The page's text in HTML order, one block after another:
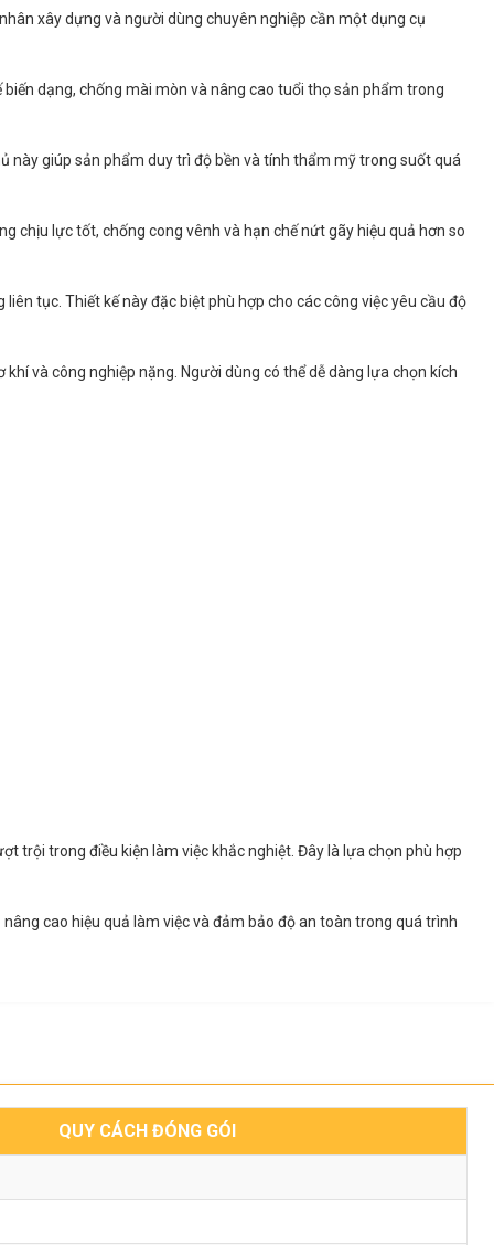
xây dựng và người dùng chuyên nghiệp cần một dụng cụ
dạng, chống mài mòn và nâng cao tuổi thọ sản phẩm trong
này giúp sản phẩm duy trì độ bền và tính thẩm mỹ trong suốt quá
chịu lực tốt, chống cong vênh và hạn chế nứt gãy hiệu quả hơn so
tục. Thiết kế này đặc biệt phù hợp cho các công việc yêu cầu độ
và công nghiệp nặng. Người dùng có thể dễ dàng lựa chọn kích
trội trong điều kiện làm việc khắc nghiệt. Đây là lựa chọn phù hợp
cao hiệu quả làm việc và đảm bảo độ an toàn trong quá trình
QUY CÁCH ĐÓNG GÓI